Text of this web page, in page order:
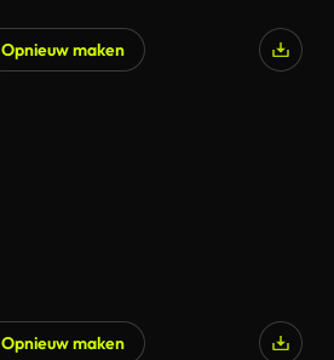
Opnieuw maken
Opnieuw maken